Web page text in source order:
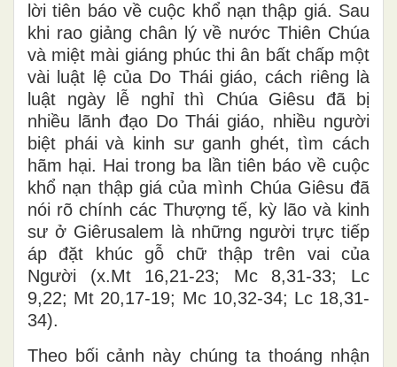
lời tiên báo về cuộc khổ nạn thập giá. Sau
khi rao giảng chân lý về nước Thiên Chúa
và miệt mài giáng phúc thi ân bất chấp một
vài luật lệ của Do Thái giáo, cách riêng là
luật ngày lễ nghỉ thì Chúa Giêsu đã bị
nhiều lãnh đạo Do Thái giáo, nhiều người
biệt phái và kinh sư ganh ghét, tìm cách
hãm hại. Hai trong ba lần tiên báo về cuộc
khổ nạn thập giá của mình Chúa Giêsu đã
nói rõ chính các Thượng tế, kỳ lão và kinh
sư ở Giêrusalem là những người trực tiếp
áp đặt khúc gỗ chữ thập trên vai của
Người (x.Mt 16,21-23; Mc 8,31-33; Lc
9,22; Mt 20,17-19; Mc 10,32-34; Lc 18,31-
34).
Theo bối cảnh này chúng ta thoáng nhận